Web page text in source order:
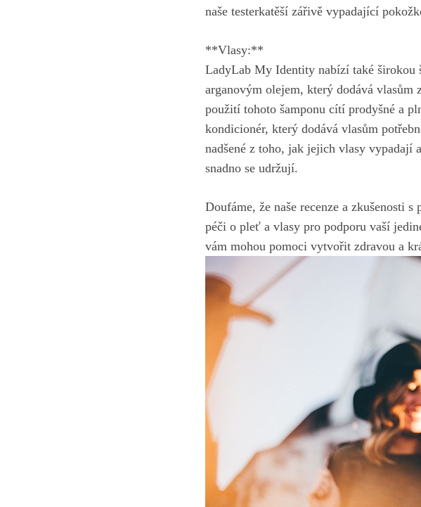
naše testerkatěší zářivě vypadající
**Vlasy:**
LadyLab My Identity nabízí také širokou
arganovým olejem, který dodává
použití tohoto šamponu cítí prodyšné a​
kondicionér, který‍ dodává vlasům
nadšené z toho, jak jejich vlasy vypadají
snadno​ se udržují.
Doufáme, že naše ⁢recenze a zkušenosti
péči o pleť a vlasy pro podporu⁣ vaší
‍vám mohou pomoci ​vytvořit zdravou a